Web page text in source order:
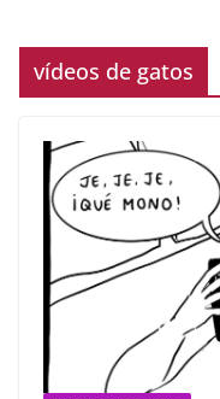
vídeos de gatos